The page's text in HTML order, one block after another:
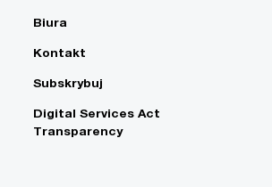
Biura
Kontakt
Subskrybuj
Digital Services Act
Transparency